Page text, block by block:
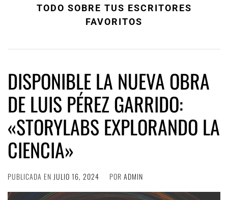
TODO SOBRE TUS ESCRITORES
FAVORITOS
DISPONIBLE LA NUEVA OBRA
DE LUIS PÉREZ GARRIDO:
«STORYLABS EXPLORANDO LA
CIENCIA»
PUBLICADA EN JULIO 16, 2024 POR ADMIN